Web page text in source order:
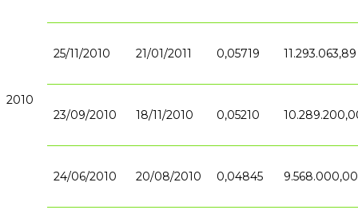
2010
25/11/2010 21/01/2011 0,05719 11.293.063,89
23/09/2010 18/11/2010 0,05210
24/06/2010 20/08/2010 0,04845 9.568.000,00